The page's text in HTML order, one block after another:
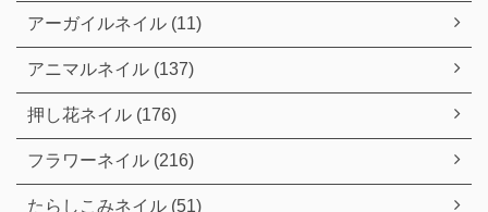
アーガイルネイル (11)
アニマルネイル (137)
押し花ネイル (176)
フラワーネイル (216)
たらしこみネイル (51)